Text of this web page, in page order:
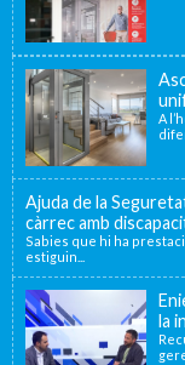
A
Ajuda de la
càrrec amb
Sabies que hi ha
estiguin...
la